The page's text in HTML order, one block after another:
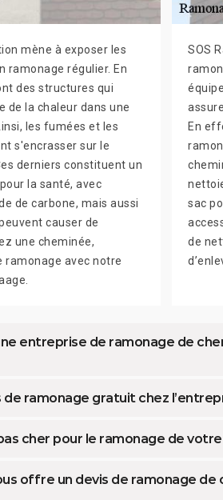
mène à exposer les
ramonage régulier. En
des structures qui
de la chaleur dans une
les fumées et les
s'encrasser sur le
derniers constituent un
la santé, avec
de carbone, mais aussi
causer de
une cheminée,
ramonage avec notre
SOS
En
sac
de
entreprise de ramonage de
de ramonage gratuit chez
cher pour le ramonage de
offre un devis de ramonage